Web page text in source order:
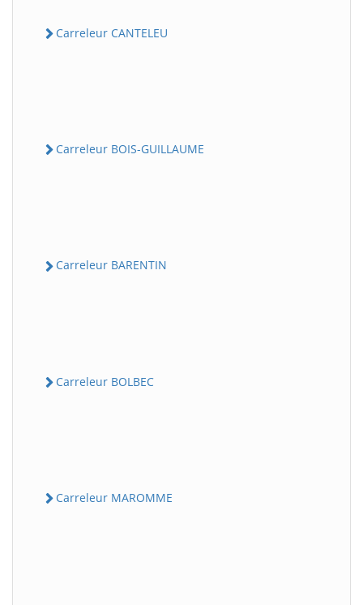
Carreleur CANTELEU
Carreleur BOIS-GUILLAUME
Carreleur BARENTIN
Carreleur BOLBEC
Carreleur MAROMME